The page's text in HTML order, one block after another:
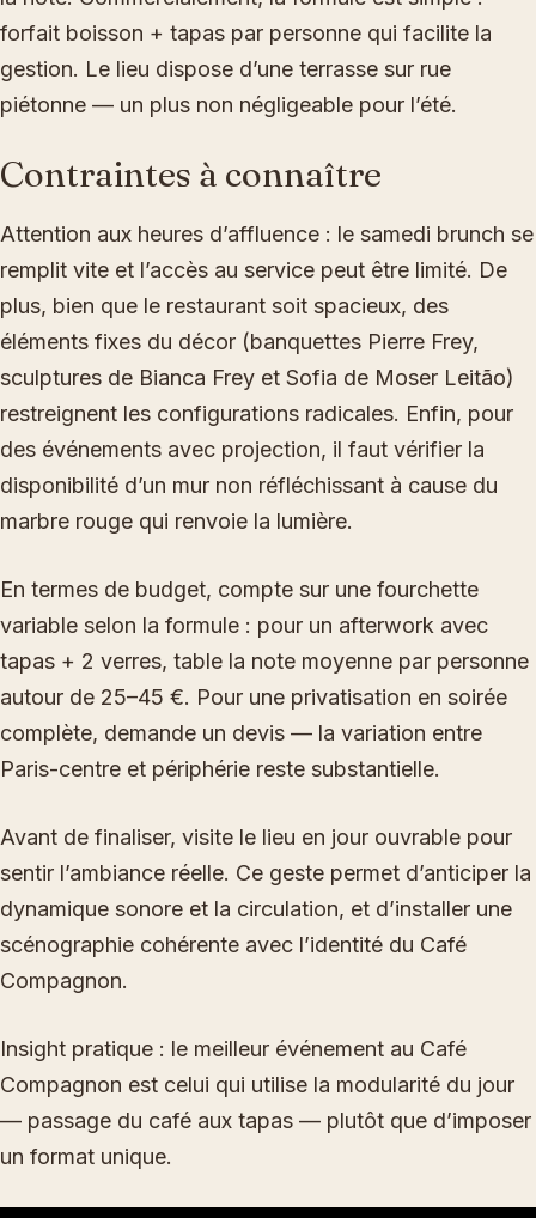
forfait boisson + tapas par personne qui facilite la
gestion. Le lieu dispose d’une terrasse sur rue
piétonne — un plus non négligeable pour l’été.
Contraintes à connaître
Attention aux heures d’affluence : le samedi brunch se
remplit vite et l’accès au service peut être limité. De
plus, bien que le restaurant soit spacieux, des
éléments fixes du décor (banquettes Pierre Frey,
sculptures de Bianca Frey et Sofia de Moser Leitão)
restreignent les configurations radicales. Enfin, pour
des événements avec projection, il faut vérifier la
disponibilité d’un mur non réfléchissant à cause du
marbre rouge qui renvoie la lumière.
En termes de budget, compte sur une fourchette
variable selon la formule : pour un afterwork avec
tapas + 2 verres, table la note moyenne par personne
autour de 25–45 €. Pour une privatisation en soirée
complète, demande un devis — la variation entre
Paris-centre et périphérie reste substantielle.
Avant de finaliser, visite le lieu en jour ouvrable pour
sentir l’ambiance réelle. Ce geste permet d’anticiper la
dynamique sonore et la circulation, et d’installer une
scénographie cohérente avec l’identité du Café
Compagnon.
Insight pratique : le meilleur événement au Café
Compagnon est celui qui utilise la modularité du jour
— passage du café aux tapas — plutôt que d’imposer
un format unique.